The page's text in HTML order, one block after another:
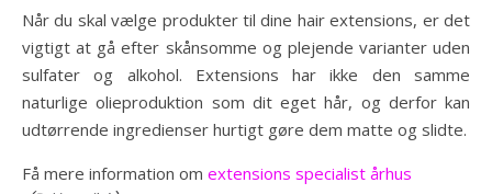
Når du skal vælge produkter til dine hair extensions, er det
vigtigt at gå efter skånsomme og plejende varianter uden
sulfater og alkohol. Extensions har ikke den samme
naturlige olieproduktion som dit eget hår, og derfor kan
udtørrende ingredienser hurtigt gøre dem matte og slidte.
Få mere information om extensions specialist århus